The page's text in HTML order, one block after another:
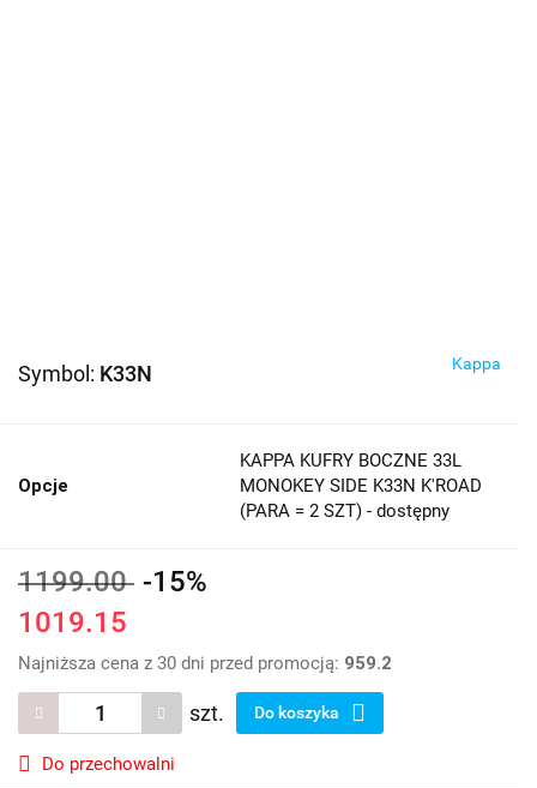
Symbol: K33N Kappa
Opcje
KAPPA KUFRY BOCZNE 33L
MONOKEY SIDE K33N K'ROAD
(PARA = 2 SZT) - dostępny
1199.00 -15%
1019.15
Najniższa cena z 30 dni przed promocją: 959.2
szt. Do koszyka
Do przechowalni